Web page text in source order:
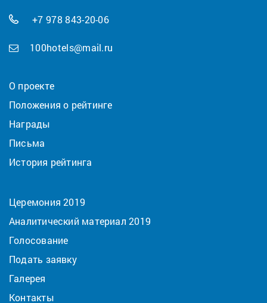
+7 978 843-20-06
100hotels@mail.ru
О проекте
Положения о рейтинге
Награды
Письма
История рейтинга
Церемония 2019
Аналитический материал 2019
Голосование
Подать заявку
Галерея
Контакты